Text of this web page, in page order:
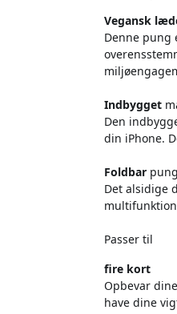
Vegansk
Denne pung
Indbygget
Den
din iPhone.
Foldbar
Det alsidige
Passer til
fire kort
Opbevar
have dine